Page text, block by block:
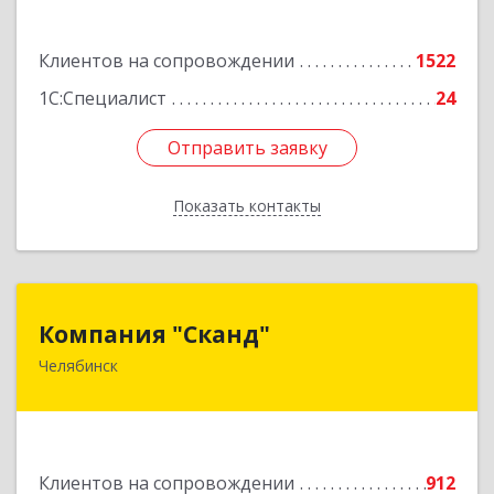
Клиентов на сопровождении
1522
1С:Специалист
24
Отправить заявку
Показать контакты
Отправить заявку
Назад
Компания "Сканд"
Челябинск
Клиентов на сопровождении
912